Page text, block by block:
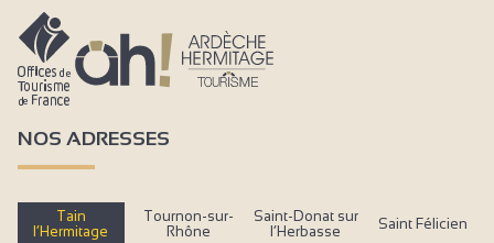
NOS ADRESSES
Tain
l’Hermitage
Tournon-sur-
Rhône
Saint-Donat sur
l’Herbasse
Saint Félicien